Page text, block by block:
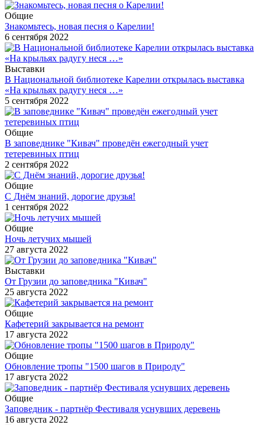
Общие
Знакомьтесь, новая песня о Карелии!
6 сентября 2022
Выставки
В Национальной библиотеке Карелии открылась выставка
«На крыльях радугу неся …»
5 сентября 2022
Общие
В заповеднике "Кивач" проведён ежегодный учет
тетеревиных птиц
2 сентября 2022
Общие
С Днём знаний, дорогие друзья!
1 сентября 2022
Общие
Ночь летучих мышей
27 августа 2022
Выставки
От Грузии до заповедника "Кивач"
25 августа 2022
Общие
Кафетерий закрывается на ремонт
17 августа 2022
Общие
Обновление тропы "1500 шагов в Природу"
17 августа 2022
Общие
Заповедник - партнёр Фестиваля уснувших деревень
16 августа 2022